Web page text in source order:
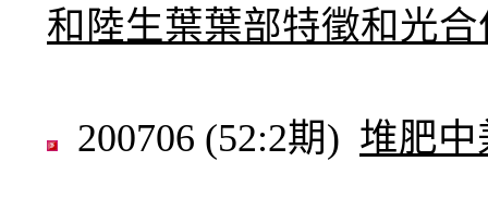
和陸生葉葉部特徵和光
200706 (52:2期) 堆肥